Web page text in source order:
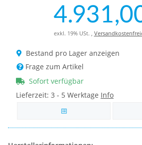
exkl. 19% USt. ,
Bestand pro Lager anzeigen
Frage zum Artikel
Sofort verfügbar
Lieferzeit: 3 - 5 Werktage Info